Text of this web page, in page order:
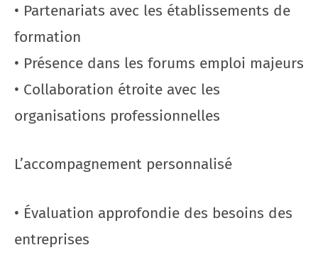
• Partenariats avec les établissements de
formation
• Présence dans les forums emploi majeurs
• Collaboration étroite avec les
organisations professionnelles
L’accompagnement personnalisé
• Évaluation approfondie des besoins des
entreprises